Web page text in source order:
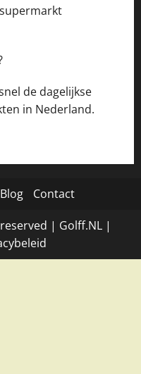
de dagelijkse
in Nederland.
Blog Contact
| Golff.NL|